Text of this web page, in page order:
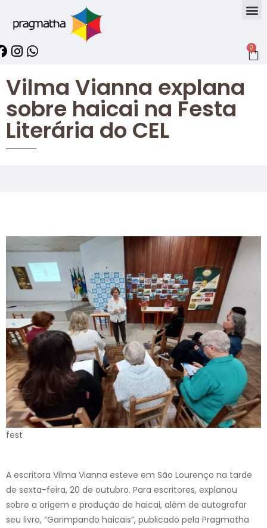
0
Vilma Vianna explana
sobre haicai na Festa
Literária do CEL
fest
A escritora Vilma Vianna esteve em São Lourenço na tarde
de sexta-feira, 20 de outubro. Para escritores, explanou
sobre a origem e produção de haicai, além de autografar
seu livro, “Garimpando haicais”, publicado pela Pragmatha